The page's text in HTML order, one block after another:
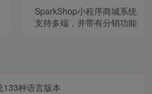
SparkShop小程序商城系统
支持多端，并带有分销功能
133种语言版本